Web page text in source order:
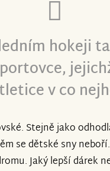
hokeji
v co
Stejně jako
se dětské sny
Jaký lepší dárek